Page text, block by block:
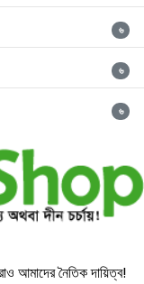
৬
৬
৬
আমাদের নৈতিক দায়িত্ব!